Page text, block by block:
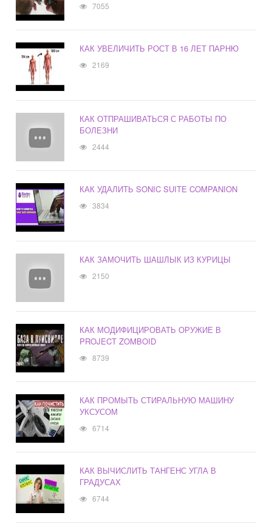
7055
КАК УВЕЛИЧИТЬ РОСТ В 16 ЛЕТ ПАРНЮ
2169
КАК ОТПРАШИВАТЬСЯ С РАБОТЫ ПО
БОЛЕЗНИ
2444
КАК УДАЛИТЬ SONIC SUITE COMPANION
3834
КАК ЗАМОЧИТЬ ШАШЛЫК ИЗ КУРИЦЫ
2150
КАК МОДИФИЦИРОВАТЬ ОРУЖИЕ В
PROJECT ZOMBOID
8739
КАК ПРОМЫТЬ СТИРАЛЬНУЮ МАШИНУ
УКСУСОМ
6714
КАК ВЫЧИСЛИТЬ ТАНГЕНС УГЛА В
ГРАДУСАХ
6744